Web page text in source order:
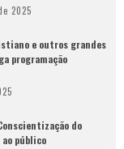
2025
e outros grandes
programação
do
público